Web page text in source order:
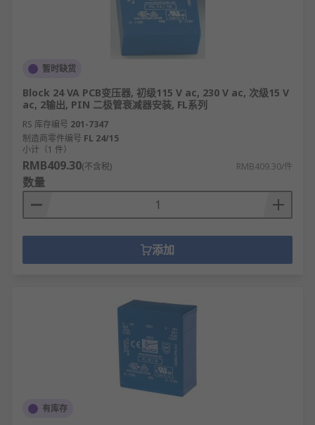
暂时缺货
Block 24 VA PCB变压器, 初级115 V ac, 230 V ac, 次级15 V
ac, 2输出, PIN 二极管衰减器安装, FL系列
RS 库存编号 201-7347
制造商零件编号 FL 24/15
小计（1 件）
RMB409.30(不含税) RMB409.30/件
数量
添加
有库存